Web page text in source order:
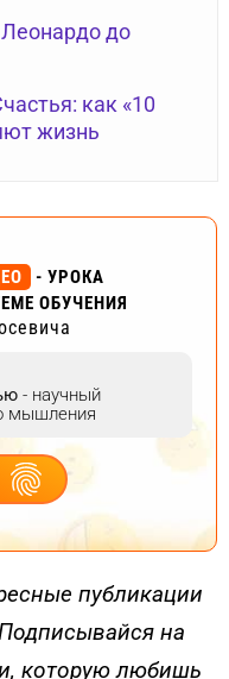
до
как «10
жизнь
- УРОКА
ОБУЧЕНИЯ
- научный
мышления
публикации
на
которую любишь